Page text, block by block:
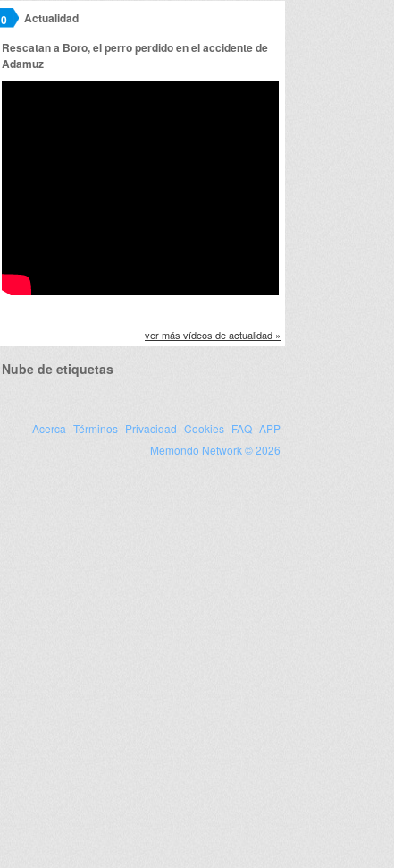
Actualidad
0
Rescatan a Boro, el perro perdido en el accidente de
Adamuz
ver más vídeos de actualidad »
Nube de etiquetas
Acerca Términos Privacidad Cookies FAQ APP
Memondo Network © 2026